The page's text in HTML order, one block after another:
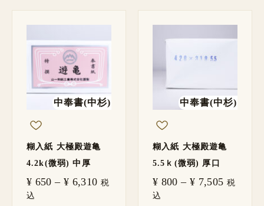
中奉書(中杉)
糊入紙 大極殿遊亀
4.2k(微弱) 中厚
¥ 650 – ¥ 6,310
帯:
¥ 650
¥ 6,310
税
込
中奉書(中杉)
糊入紙 大極殿遊亀
5.5ｋ(微弱) 厚口
¥ 800 – ¥ 7,505
帯:
税
込